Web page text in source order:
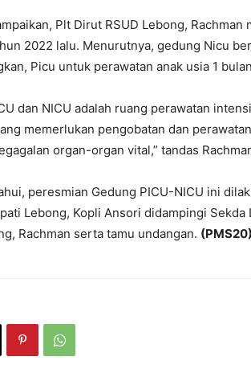
Plt Dirut RSUD Lebong,
2022 lalu. Menurutnya, gedung Nicu
Picu untuk perawatan anak usia 1
dan NICU adalah ruang perawatan
memerlukan pengobatan dan
organ-organ vital,” tandas
peresmian Gedung PICU-NICU ini
Lebong, Kopli Ansori didampingi
Rachman serta tamu undangan. (PMS20)